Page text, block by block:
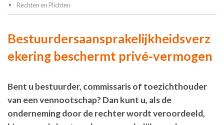
Rechten en Plichten
Bestuurdersaansprakelijkheidsverz
ekering beschermt privé-vermogen
Bent u bestuurder, commissaris of toezichthouder
van een vennootschap? Dan kunt u, als de
onderneming door de rechter wordt veroordeeld,